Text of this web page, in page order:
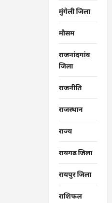
मुंगेली जिला
मौसम
राजनांदगांव
जिला
राजनीति
राजस्थान
राज्‍य
रायगढ जिला
रायपुर जिला
राशिफल